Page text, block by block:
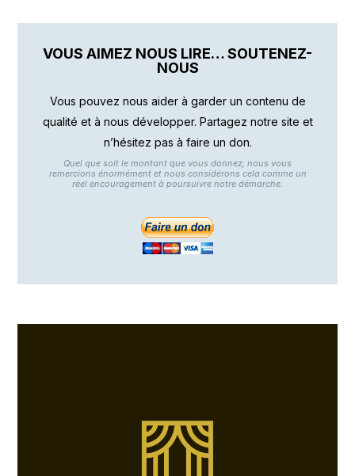
VOUS AIMEZ NOUS LIRE… SOUTENEZ-
NOUS
Vous pouvez nous aider à garder un contenu de
qualité et à nous développer. Partagez notre site et
n’hésitez pas à faire un don.
Quel que soit le montant que vous donnez, nous vous
remercions énormément et nous considérons cela comme un
réel encouragement à poursuivre notre démarche.